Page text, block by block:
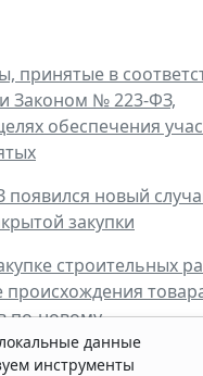
принятые в
Законом № 223-ФЗ,
обеспечения
новый
закупки
строительных
происхождения
по-новому
ответы на новые
данные
инструменты